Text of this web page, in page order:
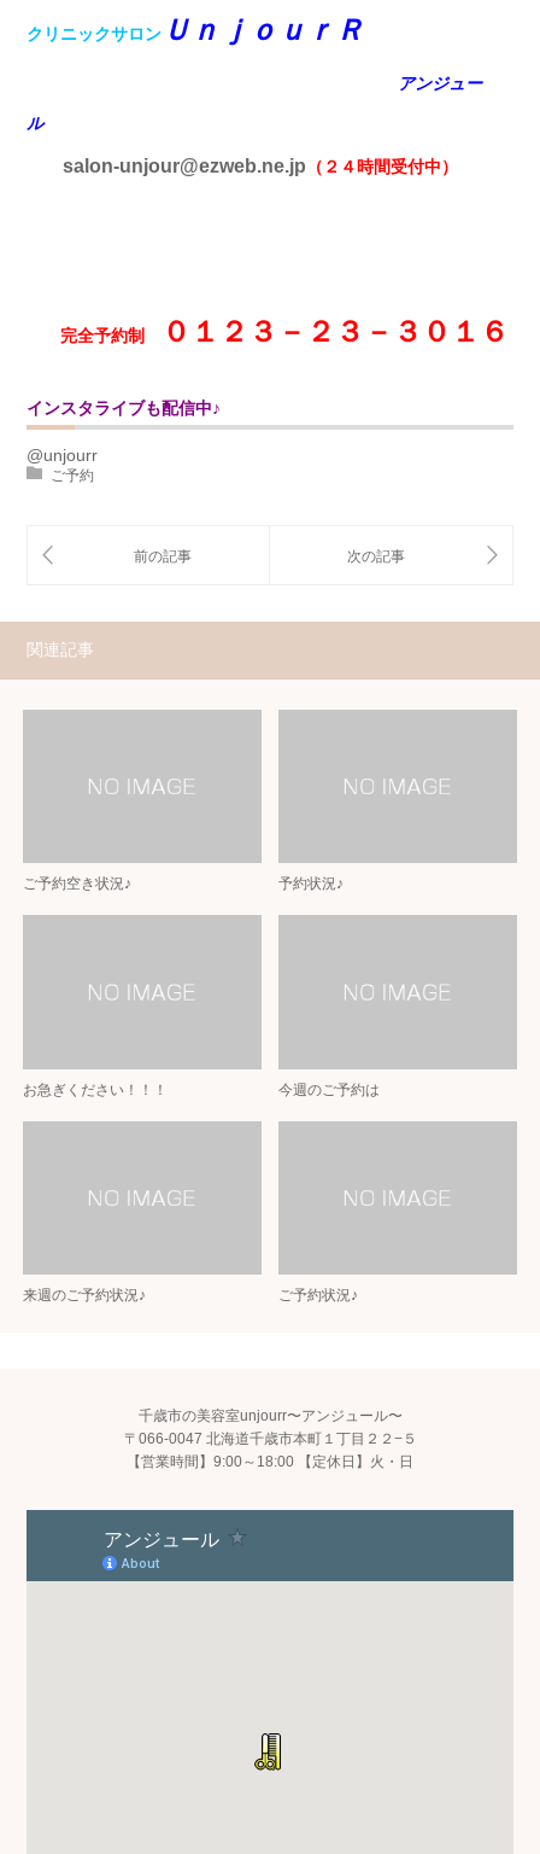
クリニックサロン ＵｎｊｏｕｒＲ
アンジュー
ル
salon-unjour@ezweb.ne.jp （２４時間受付中）
完全予約制 ０１２３－２３－３０１６
インスタライブも配信中♪
@unjourr
ご予約
関連記事
ご予約空き状況♪ 予約状況♪
お急ぎください！！！ 今週のご予約は
来週のご予約状況♪ ご予約状況♪
千歳市の美容室unjourr〜アンジュール〜
〒066-0047 北海道千歳市本町１丁目２２−５
【営業時間】9:00～18:00 【定休日】火・日